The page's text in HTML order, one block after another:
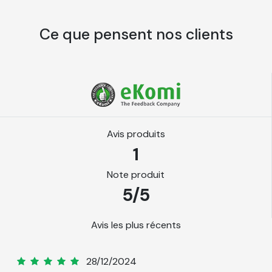
peint
Ne contiens pas de PVC et donc plus
Garanti sans odeurs
Finition mate, ultra lisse et couleurs vives
Résistance à l’eau et aux moisissures
l'application du papier peint sur votre mur. Ce kit
1 cutter
Ce que pensent nos clients
Avis produits
1
Note produit
5/5
Avis les plus récents
Magali
28/12/2024